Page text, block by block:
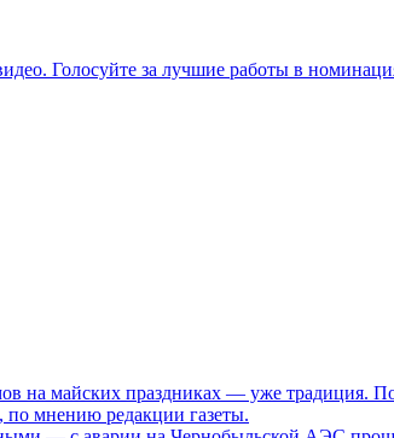
Голосуйте за лучшие работы в
на майских праздниках — уже традиция.
мнению редакции газеты.